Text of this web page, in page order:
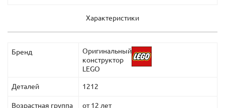
Характеристики
Бренд
Оригинальный
конструктор
LEGO
Деталей 1212
Возрастная группа от 12 лет